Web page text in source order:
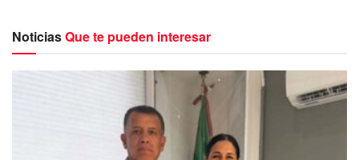
Lili Campos aseguró que, con este manual, los trámites y
servicios serán más agiles, simples y modernos, lo que
significa fomentar, apoyar y respaldar a micro, pequeños o
NoticiasQue te pueden interesar